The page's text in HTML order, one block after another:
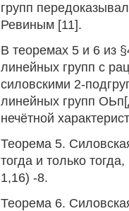
групп
Ревиным [11].
В теоремах 5 и 6 из
линейных групп с
силовскими 2-
линейных групп
нечётной
Теорема 5.
тогда и только
1,16) -8.
Теорема 6.